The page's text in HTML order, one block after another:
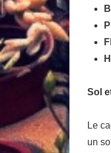
Sol
Le
un